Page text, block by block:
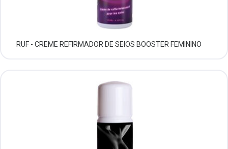
RUF - CREME REFIRMADOR DE SEIOS BOOSTER FEMININO